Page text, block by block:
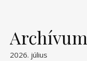
Archívum
2026. július